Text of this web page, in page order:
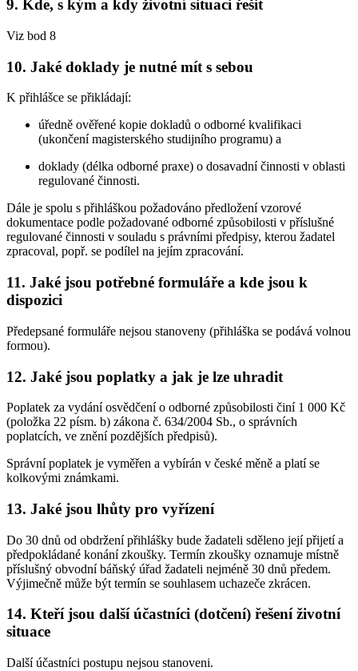
9. Kde, s kým a kdy životní situaci řešit
Viz bod 8
10. Jaké doklady je nutné mít s sebou
K přihlášce se přikládají:
úředně ověřené kopie dokladů o odborné kvalifikaci
(ukončení magisterského studijního programu) a
doklady (délka odborné praxe) o dosavadní činnosti v oblasti
regulované činnosti.
Dále je spolu s přihláškou požadováno předložení vzorové
dokumentace podle požadované odborné způsobilosti v příslušné
regulované činnosti v souladu s právními předpisy, kterou žadatel
zpracoval, popř. se podílel na jejím zpracování.
11. Jaké jsou potřebné formuláře a kde jsou k
dispozici
Předepsané formuláře nejsou stanoveny (přihláška se podává volnou
formou).
12. Jaké jsou poplatky a jak je lze uhradit
Poplatek za vydání osvědčení o odborné způsobilosti činí 1 000 Kč
(položka 22 písm. b) zákona č. 634/2004 Sb., o správních
poplatcích, ve znění pozdějších předpisů).
Správní poplatek je vyměřen a vybírán v české měně a platí se
kolkovými známkami.
13. Jaké jsou lhůty pro vyřízení
Do 30 dnů od obdržení přihlášky bude žadateli sděleno její přijetí a
předpokládané konání zkoušky. Termín zkoušky oznamuje místně
příslušný obvodní báňský úřad žadateli nejméně 30 dnů předem.
Výjimečně může být termín se souhlasem uchazeče zkrácen.
14. Kteří jsou další účastníci (dotčení) řešení životní
situace
Další účastníci postupu nejsou stanoveni.